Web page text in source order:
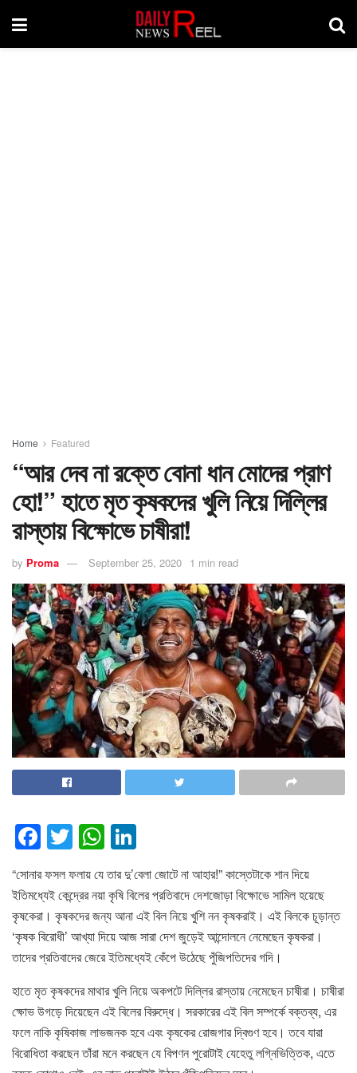
Home Featured
“আর দেব না রক্তে বোনা ধান মোদের প্রাণ
হো!” হাতে মৃত কৃষকদের খুলি নিয়ে দিল্লির
রাস্তায় বিক্ষোভে চাষীরা!
by Proma September 25, 2020 1 min read
F
a
c
e
b
o
o
k
T
wi
tt
er
W
h
at
s
A
p
p
n
k
e
dI
n
“সোনার ফসল ফলায় যে তার দু’বেলা জোটে না আহার!” কাস্তেটাকে শান দিয়ে
ইতিমধ্যেই কেন্দ্রের নয়া কৃষি বিলের প্রতিবাদে দেশজোড়া বিক্ষোভে সামিল হয়েছে
কৃষকেরা। কৃষকদের জন্য আনা এই বিল নিয়ে খুশি নন কৃষকরাই। এই বিলকে চূড়ান্ত
‘কৃষক বিরোধী’ আখ্যা দিয়ে আজ সারা দেশ জুড়েই আন্দোলনে নেমেছেন কৃষকরা।
তাদের প্রতিবাদের জেরে ইতিমধ্যেই কেঁপে উঠেছে পুঁজিপতিদের গদি।
হাতে মৃত কৃষকদের মাথার খুলি নিয়ে অকপটে দিল্লির রাস্তায় নেমেছেন চাষীরা। চাষীরা
ক্ষোভ উগড়ে দিয়েছেন এই বিলের বিরুদ্ধে। সরকারের এই বিল সম্পর্কে বক্তব্য, এর
ফলে নাকি কৃষিকাজ লাভজনক হবে এবং কৃষকের রোজগার দ্বিগুণ হবে। তবে যারা
বিরোধিতা করছেন তাঁরা মনে করছেন যে বিপণন পুরোটাই যেহেতু লগ্নিভিত্তিক, এতে